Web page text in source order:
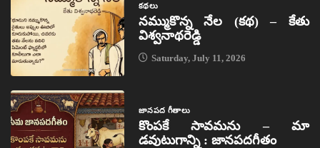
కథలు
నమ్ముకొన్న నేల (కథ) – కేతు
విశ్వనాథరెడ్డి
Saturday, July 11, 2026
జానపద గీతాలు
కొంపకే సావమను – మా
డవుటుగాన్ని : జానపదగీతం